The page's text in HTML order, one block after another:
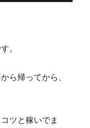
。
ら帰ってから、
ツと稼いでま